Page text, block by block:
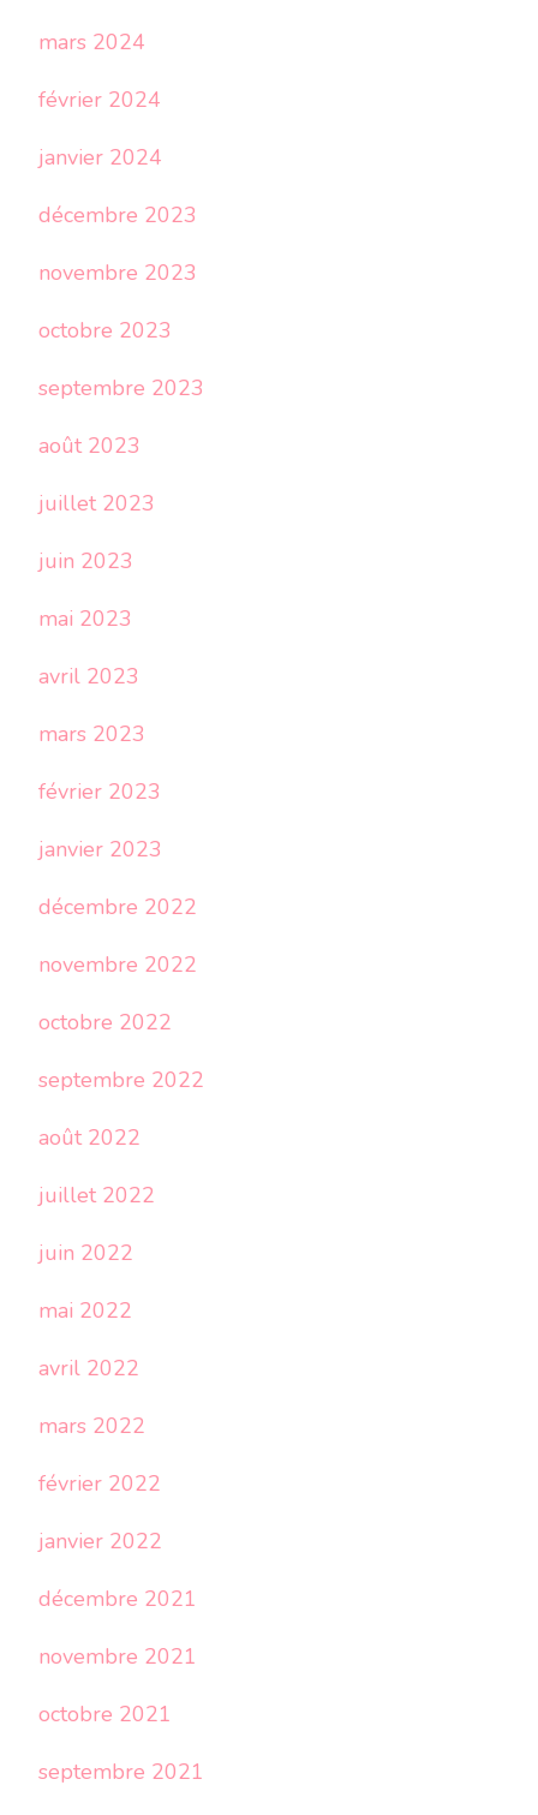
mars 2024
février 2024
janvier 2024
décembre 2023
novembre 2023
octobre 2023
septembre 2023
août 2023
juillet 2023
juin 2023
mai 2023
avril 2023
mars 2023
février 2023
janvier 2023
décembre 2022
novembre 2022
octobre 2022
septembre 2022
août 2022
juillet 2022
juin 2022
mai 2022
avril 2022
mars 2022
février 2022
janvier 2022
décembre 2021
novembre 2021
octobre 2021
septembre 2021